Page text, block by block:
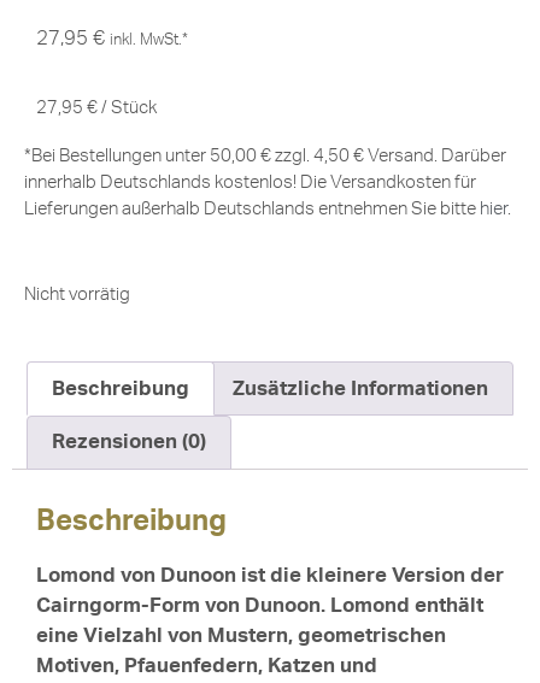
27,95 € inkl. MwSt.*
27,95 € / Stück
*Bei Bestellungen unter 50,00 € zzgl. 4,50 € Versand. Darüber
innerhalb Deutschlands kostenlos! Die Versandkosten für
Lieferungen außerhalb Deutschlands entnehmen Sie bitte hier.
Nicht vorrätig
Beschreibung Zusätzliche Informationen
Rezensionen (0)
Beschreibung
Lomond von Dunoon ist die kleinere Version der
Cairngorm-Form von Dunoon. Lomond enthält
eine Vielzahl von Mustern, geometrischen
Motiven, Pfauenfedern, Katzen und